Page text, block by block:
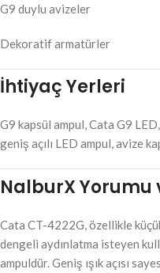
G9 duylu avizeler
Dekoratif armatürler
İhtiyaç Yerleri
G9 kapsül ampul, Cata G9
geniş açılı LED ampul, avize
NalburX Yorumu
Cata CT-4222G, özellikle
dengeli aydınlatma isteyen
ampuldür. Geniş ışık açısı